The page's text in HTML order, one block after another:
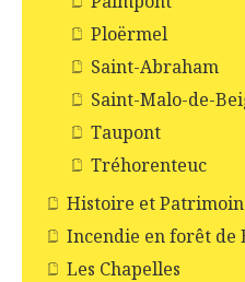
Ploërmel
Saint-Abraham
Saint-Malo-de-
Taupont
Tréhorenteuc
Histoire et
Incendie en forêt de
Les Chapelles